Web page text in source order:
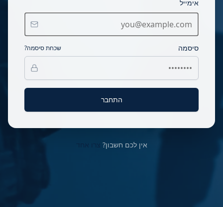
אימייל
סיסמה שכחת סיסמה?
התחבר
אין לכם חשבון?